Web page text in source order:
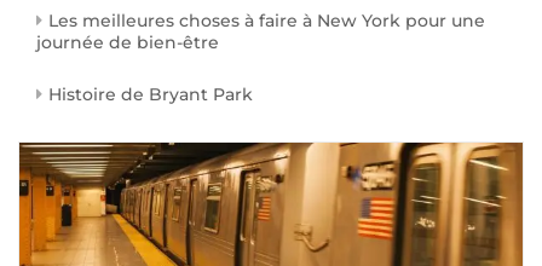
Les meilleures choses à faire à New York pour une
journée de bien-être
Histoire de Bryant Park